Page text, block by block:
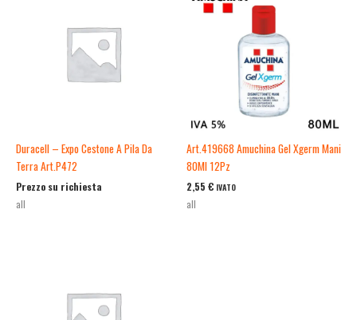
Duracell – Expo Cestone A Pila Da
Terra Art.P472
Prezzo su richiesta
all
Art.419668 Amuchina Gel Xgerm Mani
80Ml 12Pz
2,55 € IVATO
all